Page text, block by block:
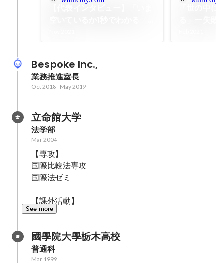
Bespoke Inc.,
業務推進室長
Oct 2018- May 2019
立命館大学
法学部
Mar 2004
【専攻】
国際比較法専攻
国際法ゼミ
See more
國學院大學栃木高校
普通科
Mar 1999